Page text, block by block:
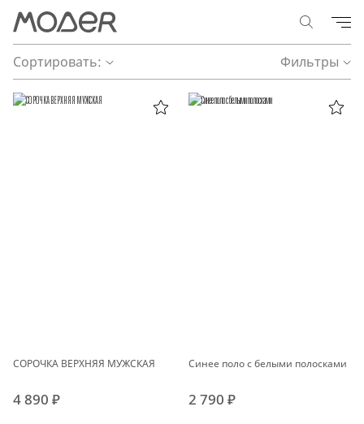
Сортировать: Фильтры
СОРОЧКА ВЕРХНЯЯ МУЖСКАЯ
4 890 ₽
Синее поло с белыми полосками
2 790 ₽